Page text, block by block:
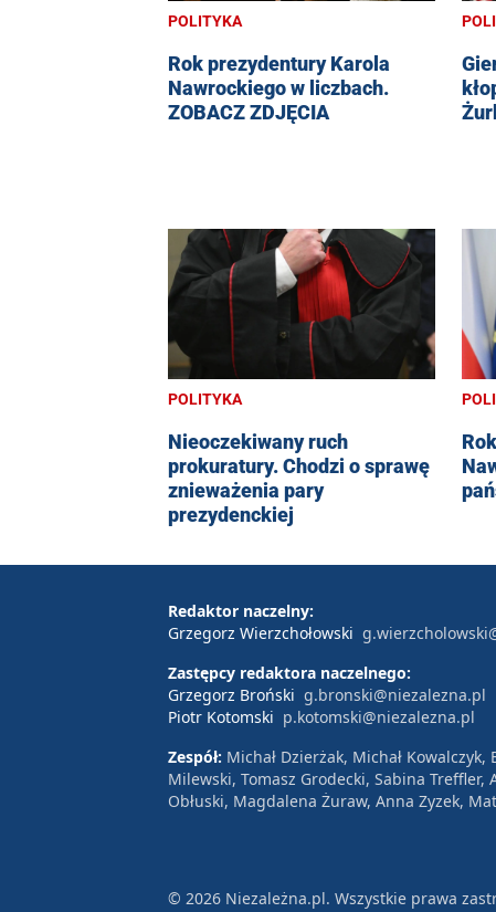
POLITYKA
Rok prezydentury Karola
Nawrockiego w liczbach.
ZOBACZ ZDJĘCIA
POLITYKA
Nieoczekiwany ruch
prokuratury. Chodzi o sprawę
znieważenia pary
prezydenckiej
Redaktor naczelny:
Grzegorz Wierzchołowski
Zastępcy redaktora naczelnego:
Grzegorz Broński g.bronski@niezalezna.pl
Piotr Kotomski p.kotomski@niezalezna.pl
Zespół: Michał Dzierżak, Michał Kowalczyk,
Milewski, Tomasz Grodecki, Sabina Treffler,
Obłuski, Magdalena Żuraw, Anna Zyzek,
© 2026 Niezależna.pl. Wszystkie prawa